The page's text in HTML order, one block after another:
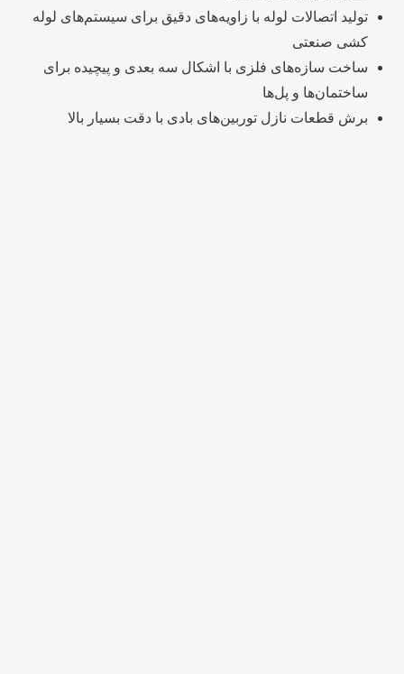
تولید اتصالات لوله با زاویه‌های دقیق برای سیستم‌های لوله
کشی صنعتی
ساخت سازه‌های فلزی با اشکال سه بعدی و پیچیده برای
ساختمان‌ها و پل‌ها
برش قطعات نازل توربین‌های بادی با دقت بسیار بالا